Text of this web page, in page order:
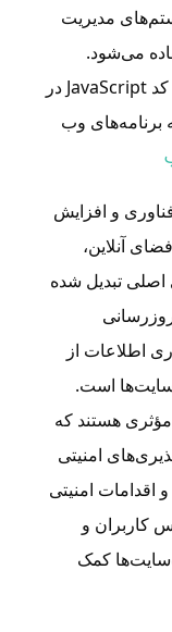
مدیریت
می‌شود.
Node.js: یک محیط اجرایی برای اجرای کد JavaScript در
وب
و افزایش
آنلاین،
اصلی تبدیل شده
اطلاعات از
است.
مؤثری هستند که
امنیتی
اقدامات امنیتی
کاربران و
کمک